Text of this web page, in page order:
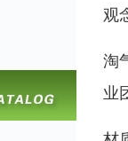
观
淘
业